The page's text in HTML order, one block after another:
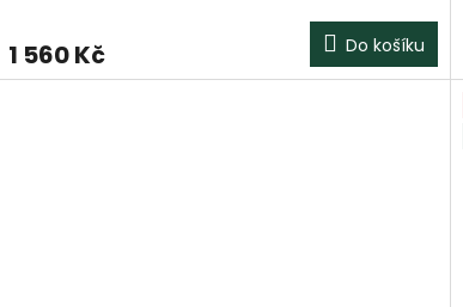
1 560 Kč Do košíku